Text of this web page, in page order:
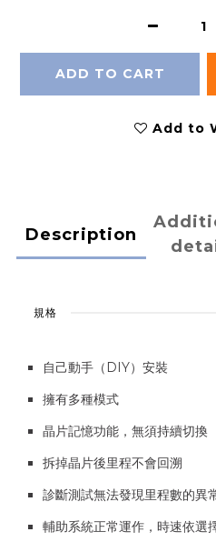
ADD TO CART
Add to
Description
規格
自己動手（DIY）安裝
擁有多種模式
晶片記憶功能，無須持續切換
拆掉晶片後里程不會回溯
診斷測試無法發現里程數的異
輔助系統正常運作，時速依選